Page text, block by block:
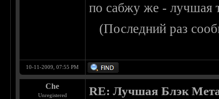
по сабжу же - лучшая
(Последний раз
10-11-2009, 07:55 PM
Che
Unregistered RE: Лучшая Блэк